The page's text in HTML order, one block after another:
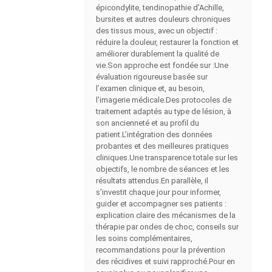
épicondylite, tendinopathie d’Achille,
bursites et autres douleurs chroniques
des tissus mous, avec un objectif :
réduire la douleur, restaurer la fonction et
améliorer durablement la qualité de
vie.Son approche est fondée sur :Une
évaluation rigoureuse basée sur
l’examen clinique et, au besoin,
l’imagerie médicale.Des protocoles de
traitement adaptés au type de lésion, à
son ancienneté et au profil du
patient.L’intégration des données
probantes et des meilleures pratiques
cliniques.Une transparence totale sur les
objectifs, le nombre de séances et les
résultats attendus.En parallèle, il
s’investit chaque jour pour informer,
guider et accompagner ses patients :
explication claire des mécanismes de la
thérapie par ondes de choc, conseils sur
les soins complémentaires,
recommandations pour la prévention
des récidives et suivi rapproché.Pour en